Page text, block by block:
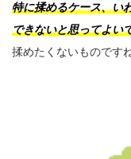
特に揉めるケース、い
できないと思ってよい
揉めたくないものです